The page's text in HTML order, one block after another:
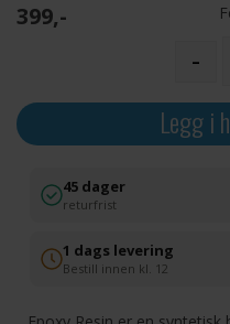
399,-
-
Legg i
45 dager
returfrist
1 dags levering
Bestill innen kl. 12